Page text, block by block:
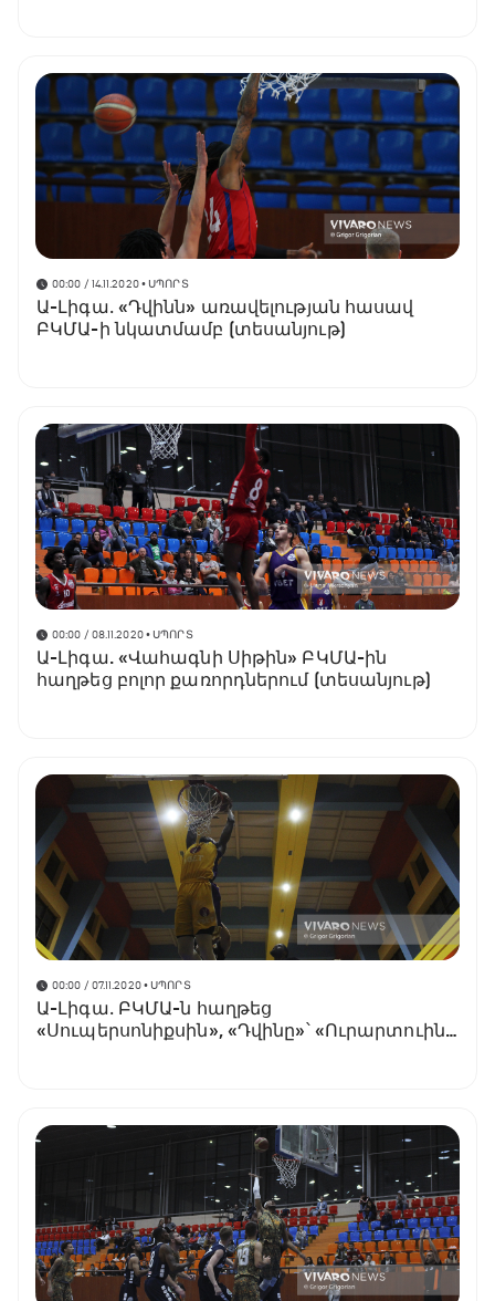
00:00 / 14.11.2020• ՍՊՈՐՏ
Ա-Լիգա․ «Դվինն» առավելության հասավ
ԲԿՄԱ-ի նկատմամբ (տեսանյութ)
00:00 / 08.11.2020• ՍՊՈՐՏ
Ա-Լիգա. «Վահագնի Սիթին» ԲԿՄԱ-ին
հաղթեց բոլոր քառորդներում (տեսանյութ)
00:00 / 07.11.2020• ՍՊՈՐՏ
Ա-Լիգա․ ԲԿՄԱ-ն հաղթեց
«Սուպերսոնիքսին», «Դվինը»՝ «Ուրարտուին»